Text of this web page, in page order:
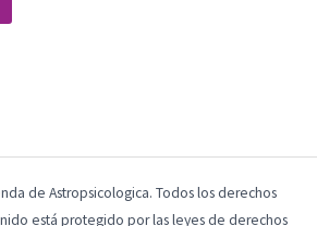
de Astropsicologica. Todos los derechos
está protegido por las leyes de derechos